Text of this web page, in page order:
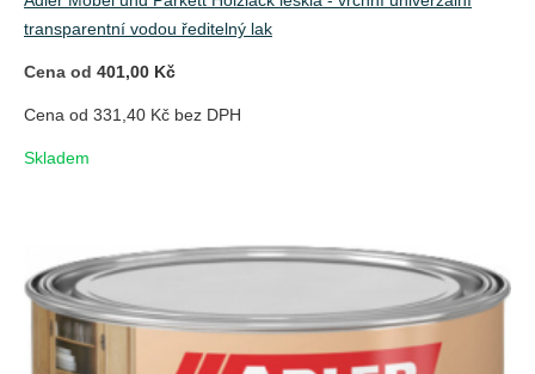
transparentní vodou ředitelný lak
Cena od 401,00 Kč
Cena od 331,40 Kč bez DPH
Skladem